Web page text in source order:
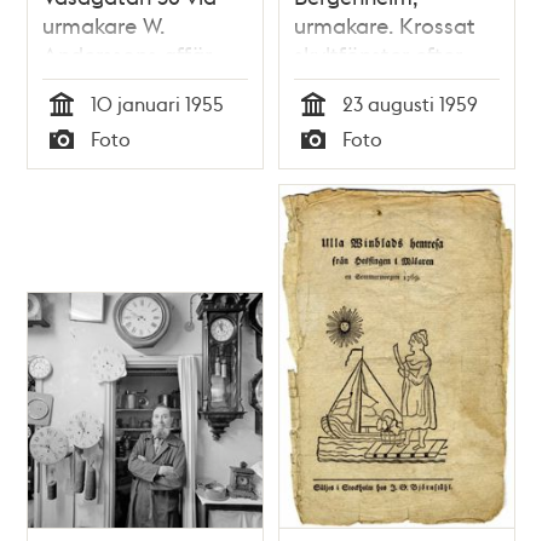
urmakare W.
Anderssons affär.
Tid
10 januari 1955
Typ
Foto
urmakare. Krossat
skyltfönster efter
inbrott
Tid
23 augusti 1959
Typ
Foto